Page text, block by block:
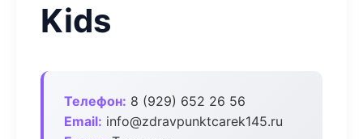
Kids
Телефон: 8 (929) 652 26 56
Email: info@zdravpunktcarek145.ru